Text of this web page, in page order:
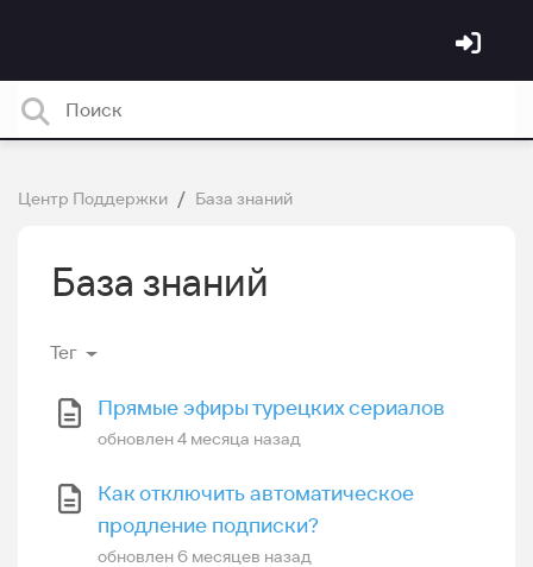
Центр Поддержки База знаний
База знаний
Тег
Прямые эфиры турецких сериалов
обновлен4 месяца назад
Как отключить автоматическое
продление подписки?
обновлен6 месяцев назад